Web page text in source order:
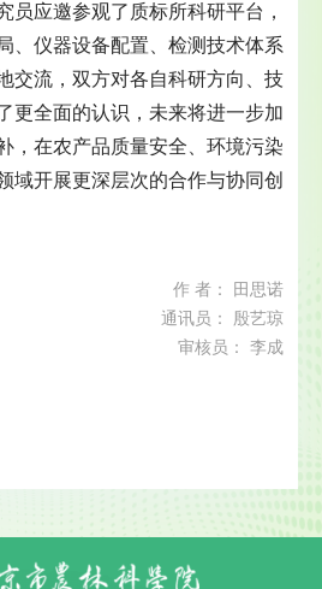
员应邀参观了质标所科研平台，
、仪器设备配置、检测技术体系
交流，双方对各自科研方向、技
更全面的认识，未来将进一步加
，在农产品质量安全、环境污染
域开展更深层次的合作与协同创
作 者： 田思诺
通讯员： 殷艺琼
审核员： 李成